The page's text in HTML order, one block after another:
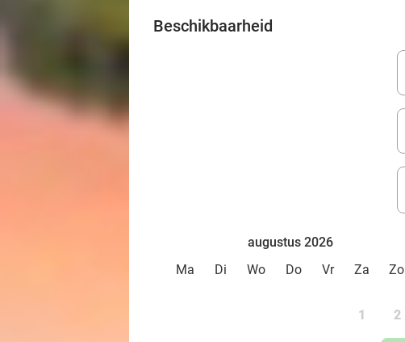
Beschikbaarheid
augustus 2026
Ma
Di Wo Do Vr Za Zo
1 2